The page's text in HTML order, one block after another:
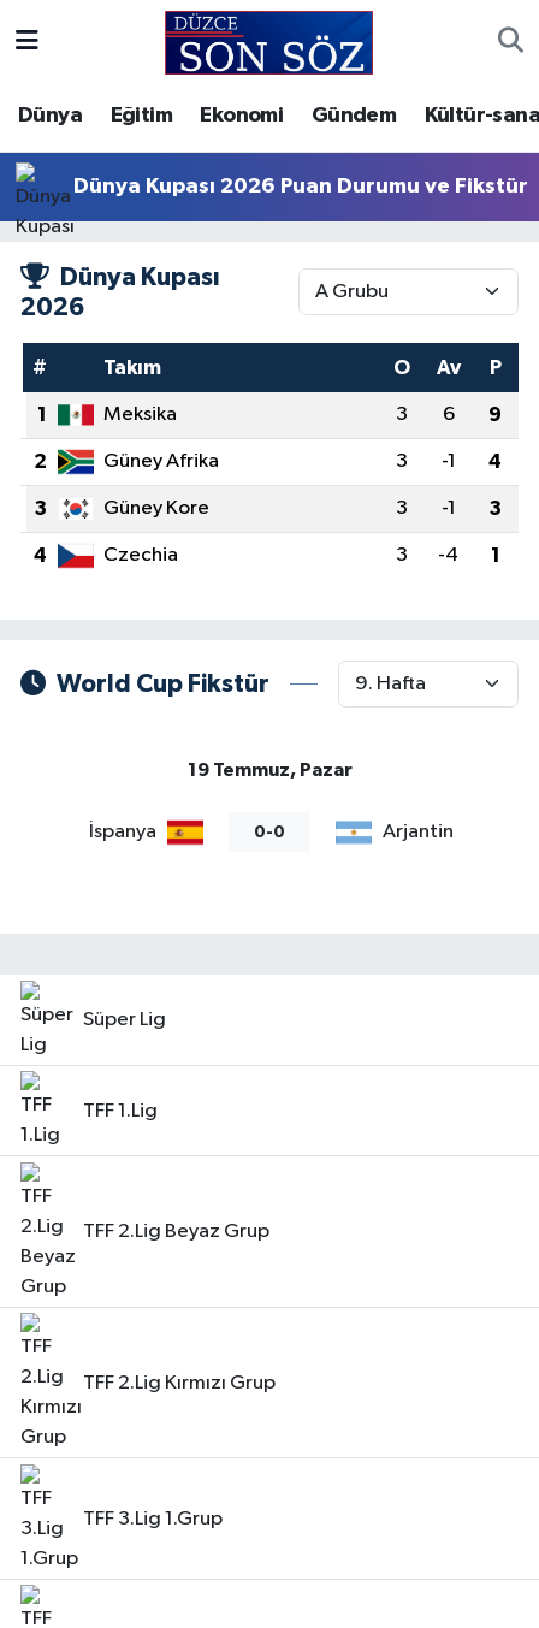
Dünya Eğitim Ekonomi Gündem Kültür-
Dünya Kupası 2026 Puan Durumu ve Fikstür
Dünya Kupası
2026
# Takım O Av P
1 Meksika 3 6 9
2 Güney Afrika 3 -1 4
3 Güney Kore 3 -1 3
4 Czechia 3 -4 1
World Cup Fikstür
19 Temmuz, Pazar
İspanya 0-0 Arjantin
Süper Lig
TFF 1.Lig
TFF 2.Lig Beyaz Grup
TFF 2.Lig Kırmızı Grup
TFF 3.Lig 1.Grup
Gizlilik Sözleşmesi
Künye
Akçakoca Hava Durumu
Süper Lig Puan Durumu ve Fikstür
Son Dakika Haberleri
Haber Arşivi